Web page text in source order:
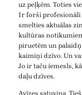
uz peļķēm. Toties
Ir forši profesionāli
smelties aktuālas
kultūras
piruetēm un
kaimiņi dzīvo. Un
Jo ir taču iemesls,
daļu dzīves.
Avīzes satuvina.